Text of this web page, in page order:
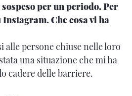
per un periodo. Per
Che cosa vi ha
alle persone chiuse nelle loro
una situazione che mi ha
cadere delle barriere.